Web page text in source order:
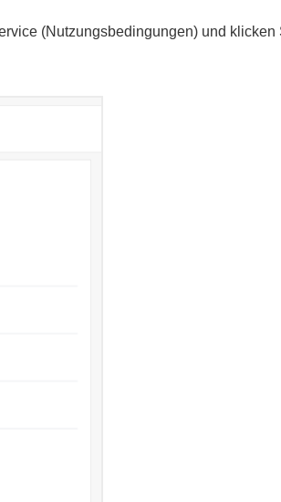
(Nutzungsbedingungen) und klicken